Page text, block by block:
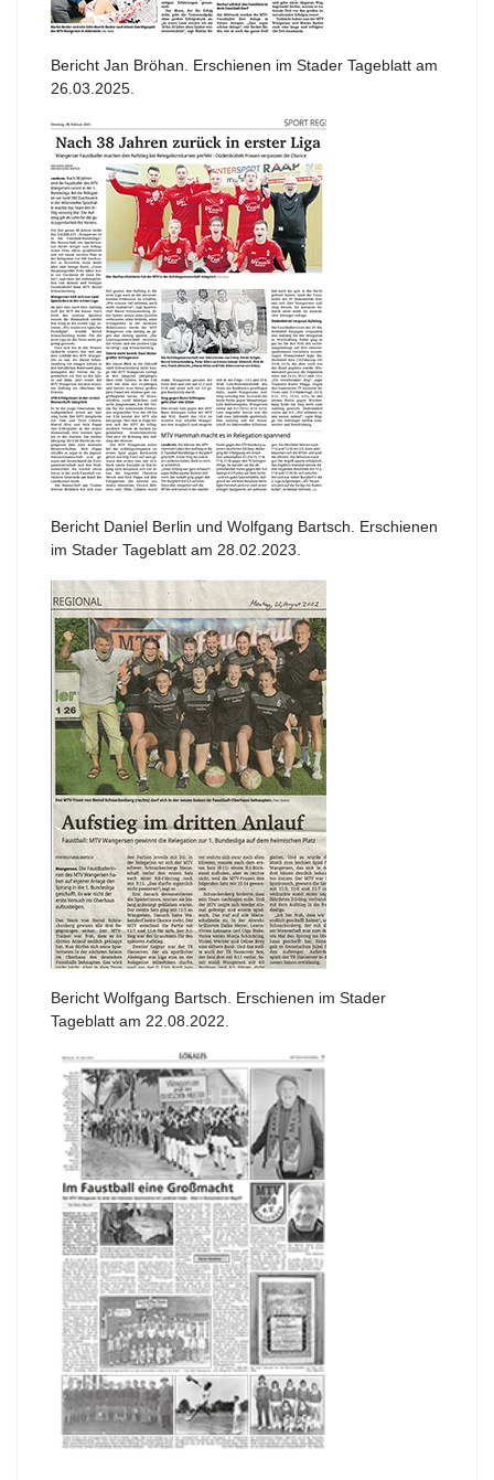
Bericht Jan Bröhan. Erschienen im Stader Tageblatt am
26.03.2025.
Bericht Daniel Berlin und Wolfgang Bartsch. Erschienen
im Stader Tageblatt am 28.02.2023.
Bericht Wolfgang Bartsch. Erschienen im Stader
Tageblatt am 22.08.2022.